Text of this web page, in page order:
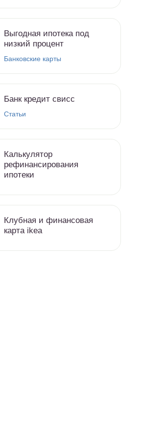
Выгодная ипотека под
низкий процент
Банковские карты
Банк кредит свисс
Статьи
Калькулятор
рефинансирования
ипотеки
Клубная и финансовая
карта ikea